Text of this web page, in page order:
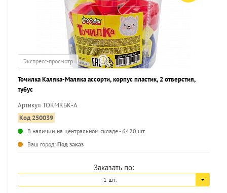
Экспресс-просмотр
Точилка Каляка-Маляка ассорти, корпус пластик, 2 отверстия,
тубус
Артикул ТОКМКБК-А
Код 250039
В наличии на центральном складе - 6420 шт.
Ваш город: Под заказ
Заказать по:
1 шт.